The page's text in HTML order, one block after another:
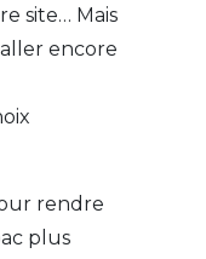
site… Mais
encore
rendre
plus